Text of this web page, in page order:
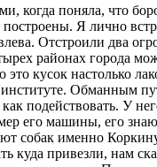
поняла, что
Я лично
Отстроили два
районах города
кусок настолько
Обманным
подействовать. У
его машины, его
собак именно
куда привезли, нам